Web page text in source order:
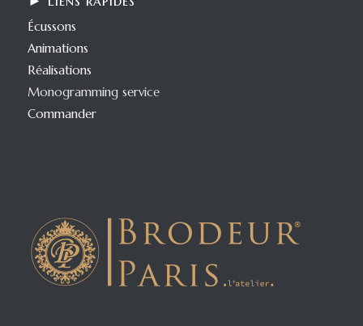
Écussons
Animations
Réalisations
Monogramming service
Commander